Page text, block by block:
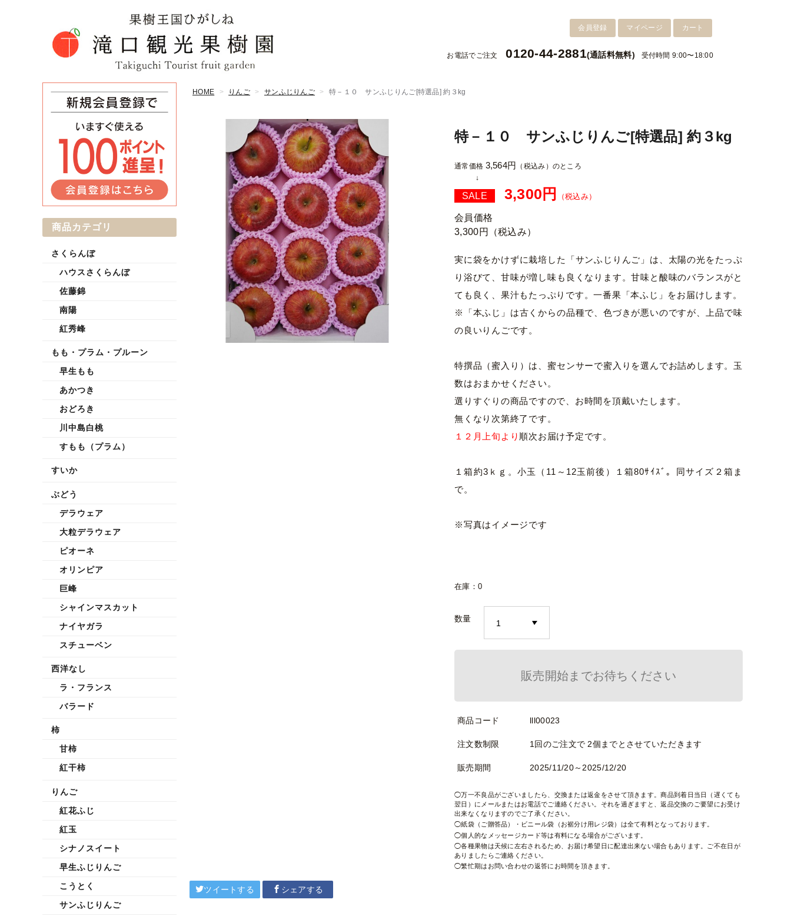
カート
マイページ
会員登録
お電話でご注文 0120-44-2881(通話料無料) 受付時間 9:00〜18:00
HOME りんご サンふじりんご 特－１０ サンふじりんご[特選品] 約３kg
特－１０ サンふじりんご[特選品] 約３kg
通常価格 3,564円 （税込み） のところ
SALE 3,300円 （税込み）
会員価格
3,300円
（税込み）
実に袋をかけずに栽培した「サンふじりんご」は、太陽の光をたっぷ
り浴びて、甘味が増し味も良くなります。甘味と酸味のバランスがと
ても良く、果汁もたっぷりです。一番果「本ふじ」をお届けします。
※「本ふじ」は古くからの品種で、色づきが悪いのですが、上品で味
の良いりんごです。
特撰品（蜜入り）は、蜜センサーで蜜入りを選んでお詰めします。玉
数はおまかせください。
選りすぐりの商品ですので、お時間を頂戴いたします。
無くなり次第終了です。
１２月上旬より 順次お届け予定です。
１箱約3ｋｇ。小玉（11～12玉前後）１箱80ｻｲｽﾞ。同サイズ２箱ま
で。
※写真はイメージです
在庫：0
数量
販売開始までお待ちください
商品コード lll00023
注文数制限 1回のご注文で 2個までとさせていただきます
販売期間 2025/11/20～2025/12/20
万一不良品がございましたら、交換または返金をさせて頂きます。商品到着日当日（遅くても
翌日）にメールまたはお電話でご連絡ください。それを過ぎますと、返品交換のご要望にお受け
出来なくなりますのでご了承ください。
紙袋（ご贈答品）・ビニール袋（お裾分け用レジ袋）は全て有料となっております。
個人的なメッセージカード等は有料になる場合がございます。
各種果物は天候に左右されるため、お届け希望日に配達出来ない場合もあります。ご不在日が
ありましたらご連絡ください。
繁忙期はお問い合わせの返答にお時間を頂きます。
ツイートする シェアする
商品カテゴリ
さくらんぼ
ハウスさくらんぼ
佐藤錦
南陽
紅秀峰
もも・プラム・プルーン
早生もも
あかつき
おどろき
川中島白桃
すもも（プラム）
すいか
ぶどう
デラウェア
大粒デラウェア
ピオーネ
オリンピア
巨峰
シャインマスカット
ナイヤガラ
スチューベン
西洋なし
ラ・フランス
バラード
柿
甘柿
紅干柿
りんご
紅花ふじ
紅玉
シナノスイート
早生ふじりんご
こうとく
サンふじりんご